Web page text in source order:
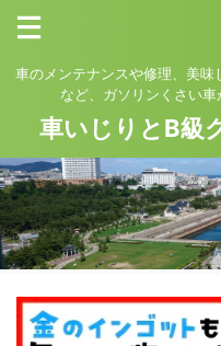
車のメンテナンスや修理、美
など、ガソリンくさい車
車いじりとB級